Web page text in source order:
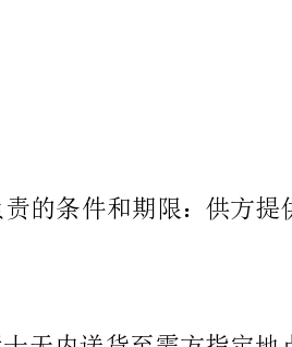
期限：预付总价(贰拾玖万捌仟元整)的30%，即人民币(捌万玖仟肆佰元